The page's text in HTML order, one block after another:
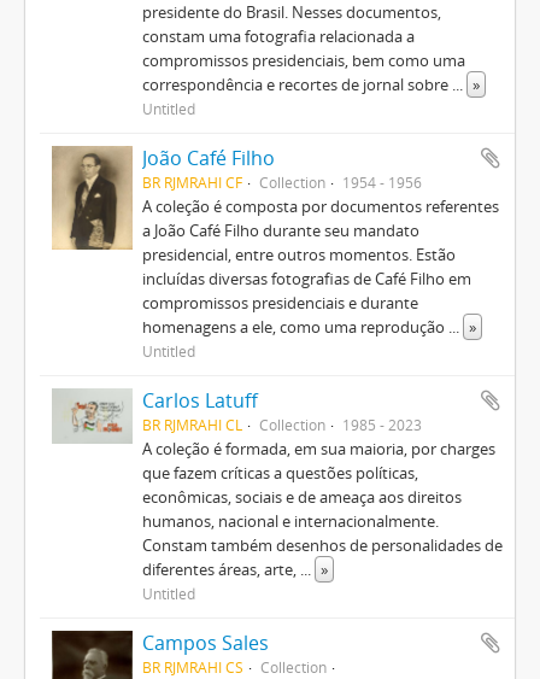
presidente do Brasil. Nesses documentos,
constam uma fotografia relacionada a
compromissos presidenciais, bem como uma
correspondência e recortes de jornal sobre ... »
Untitled
João Café Filho
BR RJMRAHI CF Collection 1954 - 1956
A coleção é composta por documentos referentes
a João Café Filho durante seu mandato
presidencial, entre outros momentos. Estão
incluídas diversas fotografias de Café Filho em
compromissos presidenciais e durante
homenagens a ele, como uma reprodução ... »
Untitled
Carlos Latuff
BR RJMRAHI CL Collection 1985 - 2023
A coleção é formada, em sua maioria, por charges
que fazem críticas a questões políticas,
econômicas, sociais e de ameaça aos direitos
humanos, nacional e internacionalmente.
Constam também desenhos de personalidades de
diferentes áreas, arte, ... »
Untitled
Campos Sales
BR RJMRAHI CS Collection